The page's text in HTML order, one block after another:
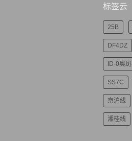
标签云
25B
DF4DZ
ID-0奥
SS7C
京沪线
湘桂线